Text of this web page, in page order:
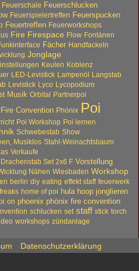
Feuerschale Feuerschlucken
Feuerspielertreffen Feuerspucken
Feuertreffen Feuerworkshops
Fire Firespace Flow Fontänen
Fächer Handfackeln
Jonglage
Keulen Koblenz
LED-Levistick Lampenöl
Langstab
Levistick Lyco Lycopodium
Musik Orbital Partnerpoi
Convention Phönix Poi
Poi Workshop Poi lernen
Schwebestab Show
Musiklos Stahl-Weinachtsbaum
Verkaufe
Set 2x6 F Vorstellung
Nähen Wiesbaden Workshop
berlin diy eating effekt staff feuerwerk
freaks home of poi hula hoop jonglieren
on phoenix phönix fire convention
schlucken set staff stick torch
workshops zündanlage
Datenschutzerklärung